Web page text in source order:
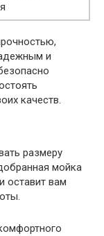
и
качеств.
размеру
мойка
оставит вам